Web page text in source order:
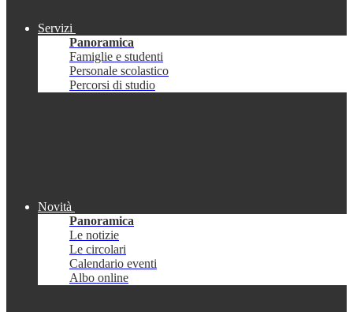
Servizi
Panoramica
Famiglie e studenti
Personale scolastico
Percorsi di studio
Novità
Panoramica
Le notizie
Le circolari
Calendario eventi
Albo online